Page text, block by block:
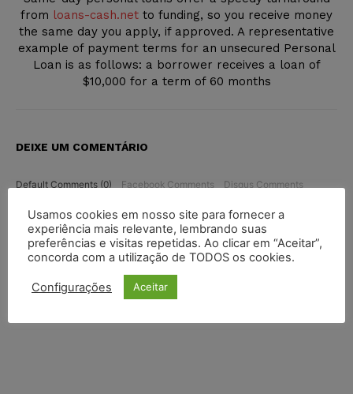
from loans-cash.net to funding, so you receive money
the same day you apply, if approved. A representative
example of payment terms for an unsecured Personal
Loan is as follows: a borrower receives a loan of
$10,000 for a term of 60 months
DEIXE UM COMENTÁRIO
Default Comments (0) Facebook Comments Disqus Comments
Usamos cookies em nosso site para fornecer a
experiência mais relevante, lembrando suas
preferências e visitas repetidas. Ao clicar em “Aceitar”,
concorda com a utilização de TODOS os cookies.
Configurações Aceitar